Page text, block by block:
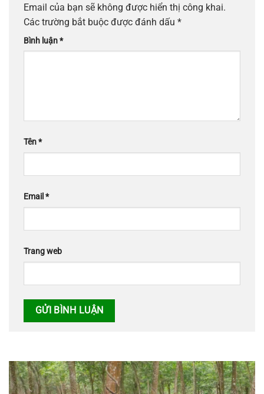
Email của bạn sẽ không được hiển thị công khai.
Các trường bắt buộc được đánh dấu *
Bình luận*
Tên*
Email *
Trang web